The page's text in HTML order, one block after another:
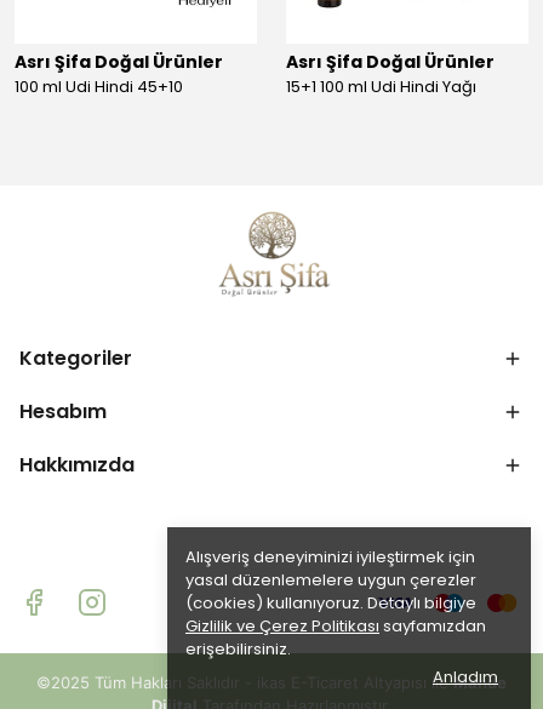
Alışveriş deneyiminizi iyileştirmek için
yasal düzenlemelere uygun çerezler
(cookies) kullanıyoruz. Detaylı bilgiye
Gizlilik ve Çerez Politikası sayfamızdan
erişebilirsiniz.
Anladım
Asrı Şifa Doğal Ürünler
100 ml Udi Hindi 45+10
Asrı Şifa Doğal Ürünler
15+1 100 ml Udi Hindi Yağı
Kategoriler
Hesabım
Hakkımızda
©2025 Tüm Hakları Saklıdır - ikas E-Ticaret Altyapısı ileMande